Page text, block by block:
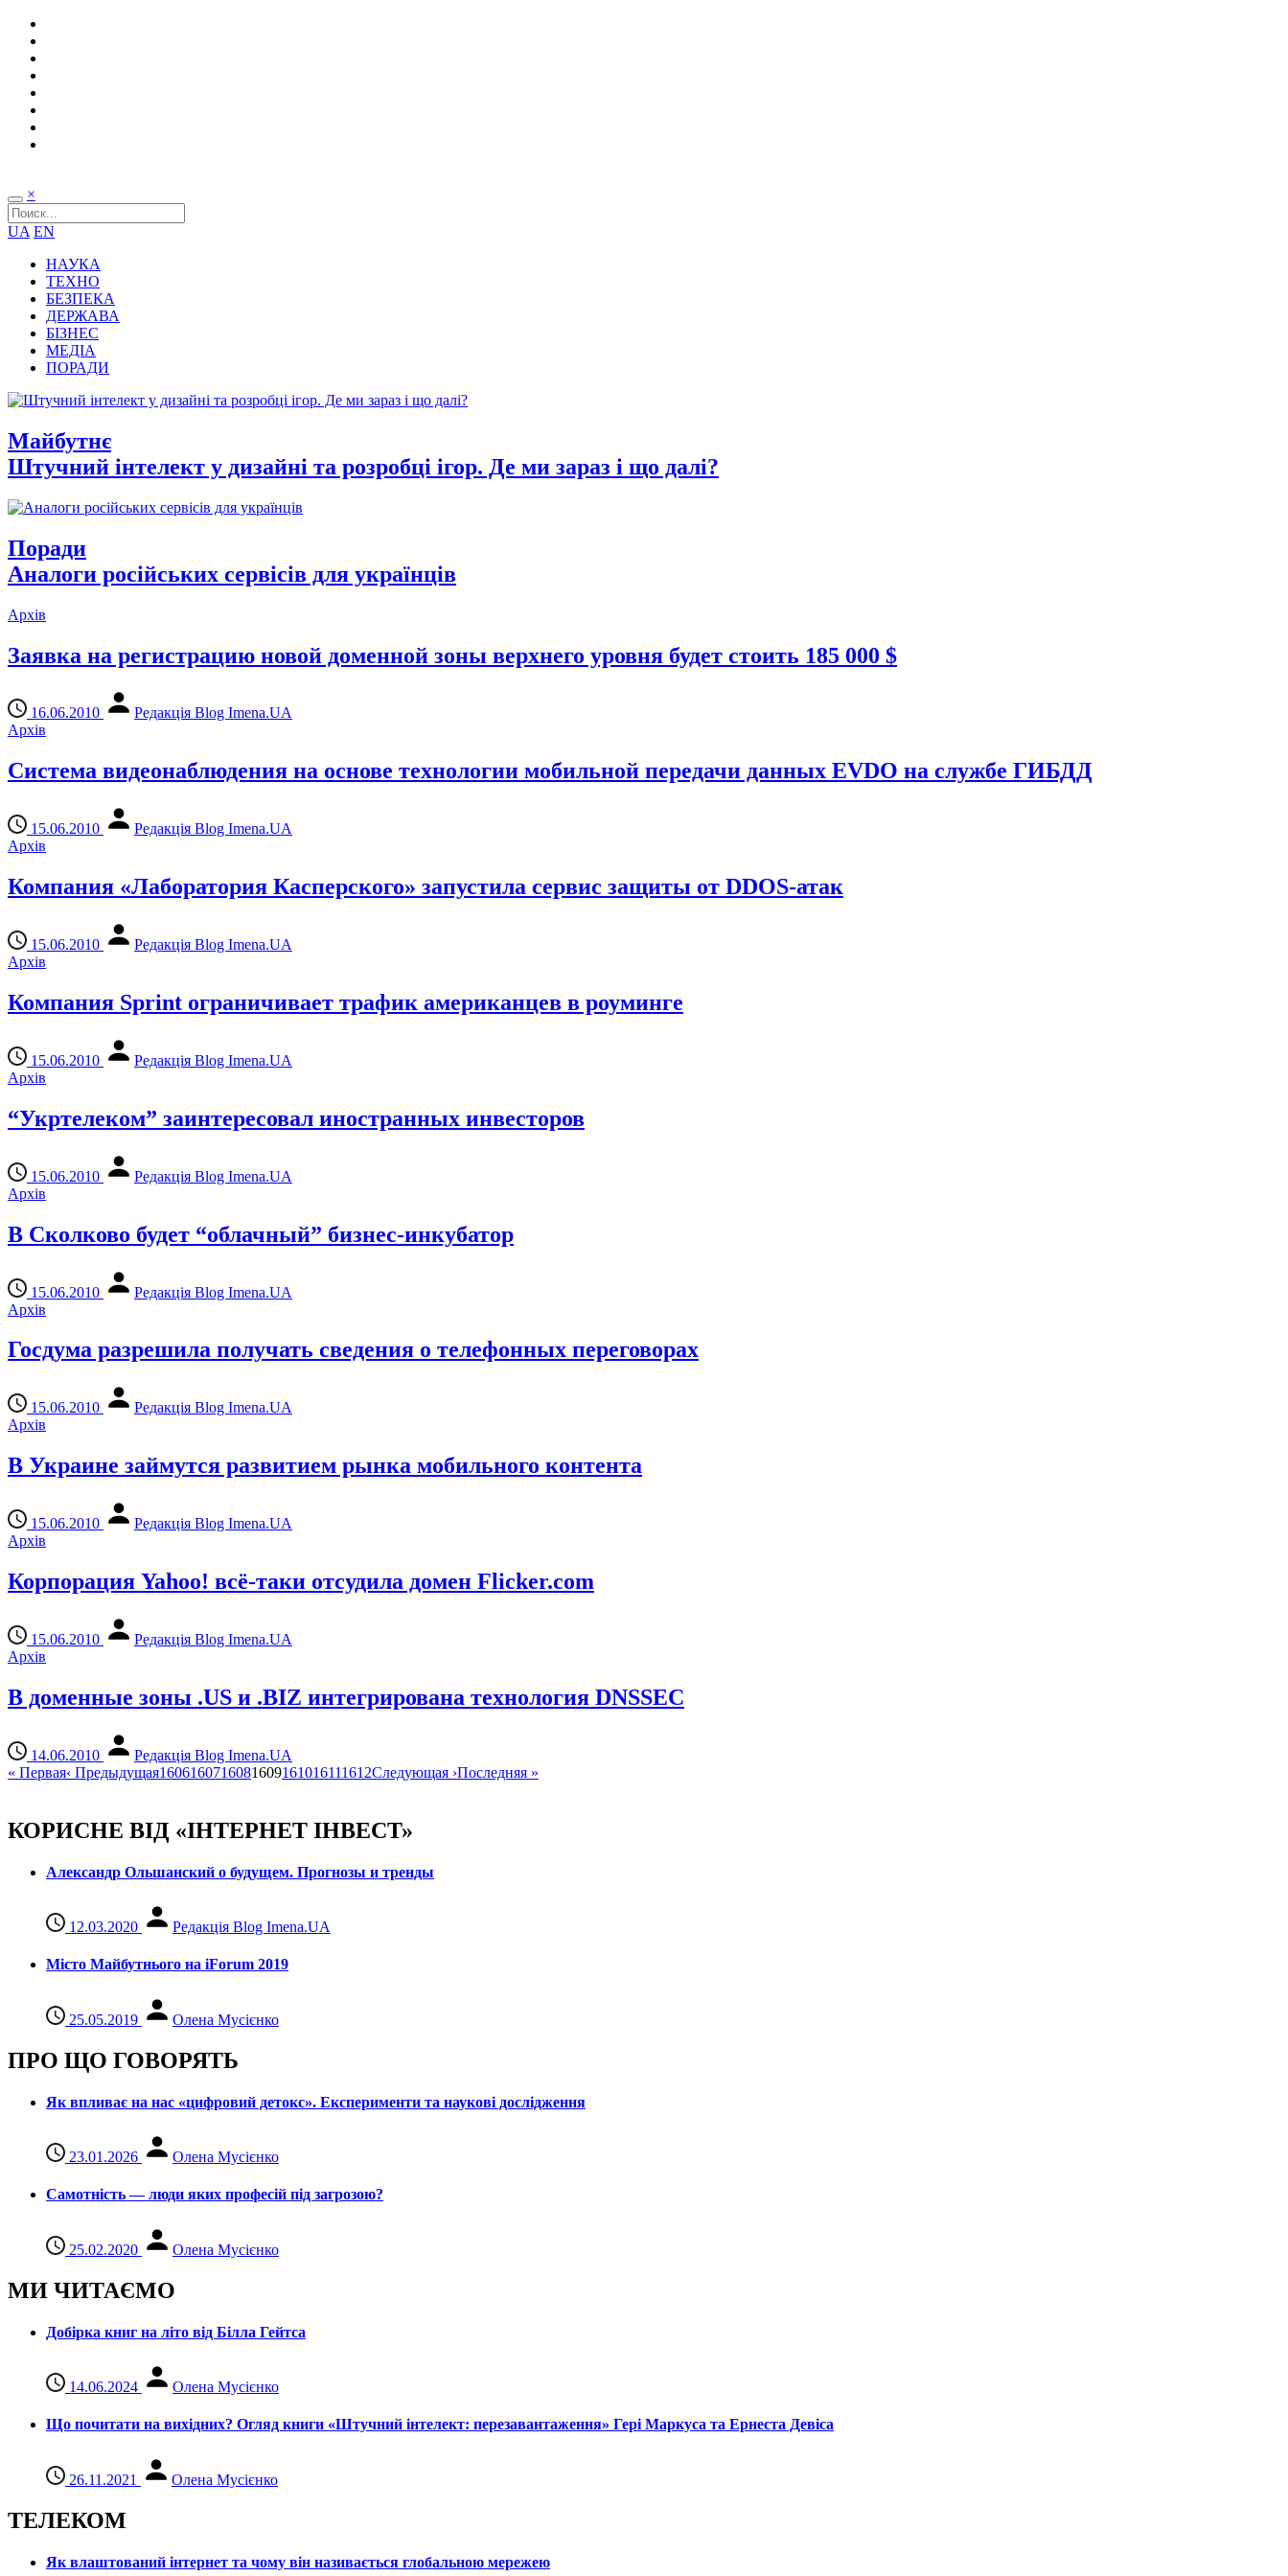
×
UA EN
НАУКА
ТЕХНО
БЕЗПЕКА
ДЕРЖАВА
БІЗНЕС
МЕДІА
ПОРАДИ
Майбутнє
Штучний інтелект у дизайні та розробці ігор. Де ми зараз і що далі?
Поради
Аналоги російських сервісів для українців
Архів
Заявка на регистрацию новой доменной зоны верхнего уровня будет стоить 185 000 $
16.06.2010
Редакція Blog Imena.UA
Архів
Система видеонаблюдения на основе технологии мобильной передачи данных EVDO на службе ГИБДД
15.06.2010
Редакція Blog Imena.UA
Архів
Компания «Лаборатория Касперского» запустила сервис защиты от DDOS-атак
15.06.2010
Редакція Blog Imena.UA
Архів
Компания Sprint ограничивает трафик американцев в роуминге
15.06.2010
Редакція Blog Imena.UA
Архів
“Укртелеком” заинтересовал иностранных инвесторов
15.06.2010
Редакція Blog Imena.UA
Архів
В Сколково будет “облачный” бизнес-инкубатор
15.06.2010
Редакція Blog Imena.UA
Архів
Госдума разрешила получать сведения о телефонных переговорах
15.06.2010
Редакція Blog Imena.UA
Архів
В Украине займутся развитием рынка мобильного контента
15.06.2010
Редакція Blog Imena.UA
Архів
Корпорация Yahoo! всё-таки отсудила домен Flicker.com
15.06.2010
Редакція Blog Imena.UA
Архів
В доменные зоны .US и .BIZ интегрирована технология DNSSEC
14.06.2010
Редакція Blog Imena.UA
« Первая‹ Предыдущая1606160716081609161016111612Следующая ›Последняя »
КОРИСНЕ ВІД «ІНТЕРНЕТ ІНВЕСТ»
Александр Ольшанский о будущем. Прогнозы и тренды
12.03.2020 Редакція Blog Imena.UA
Місто Майбутнього на iForum 2019
25.05.2019 Олена Мусієнко
ПРО ЩО ГОВОРЯТЬ
Як впливає на нас «цифровий детокс». Експерименти та наукові дослідження
23.01.2026 Олена Мусієнко
Самотність — люди яких професій під загрозою?
25.02.2020 Олена Мусієнко
МИ ЧИТАЄМО
Добірка книг на літо від Білла Гейтса
14.06.2024 Олена Мусієнко
Що почитати на вихідних? Огляд книги «Штучний інтелект: перезавантаження» Гері Маркуса та Ернеста Девіса
26.11.2021 Олена Мусієнко
ТЕЛЕКОМ
Як влаштований інтернет та чому він називається глобальною мережею